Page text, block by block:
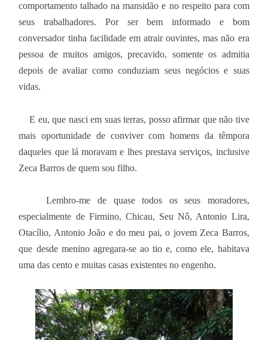
comportamento talhado na mansidão e no respeito para com
seus trabalhadores. Por ser bem informado e bom
conversador tinha facilidade em atrair ouvintes, mas não era
pessoa de muitos amigos, precavido, somente os admitia
depois de avaliar como conduziam seus negócios e suas
vidas.
E eu, que nasci em suas terras, posso afirmar que não tive
mais oportunidade de conviver com homens da têmpora
daqueles que lá moravam e lhes prestava serviços, inclusive
Zeca Barros de quem sou filho.
Lembro-me de quase todos os seus moradores,
especialmente de Firmino, Chicau, Seu Nô, Antonio Lira,
Otacílio, Antonio João e do meu pai, o jovem Zeca Barros,
que desde menino agregara-se ao tio e, como ele, habitava
uma das cento e muitas casas existentes no engenho.